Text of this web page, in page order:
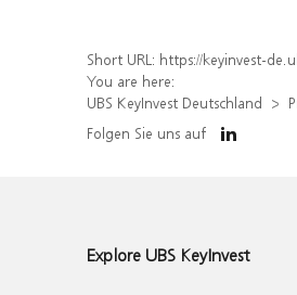
Short URL: https://keyinvest-de.ubs.com/produkt/detail/
You are here:
UBS KeyInvest Deutschland
Folgen Sie uns auf
Explore UBS KeyInvest